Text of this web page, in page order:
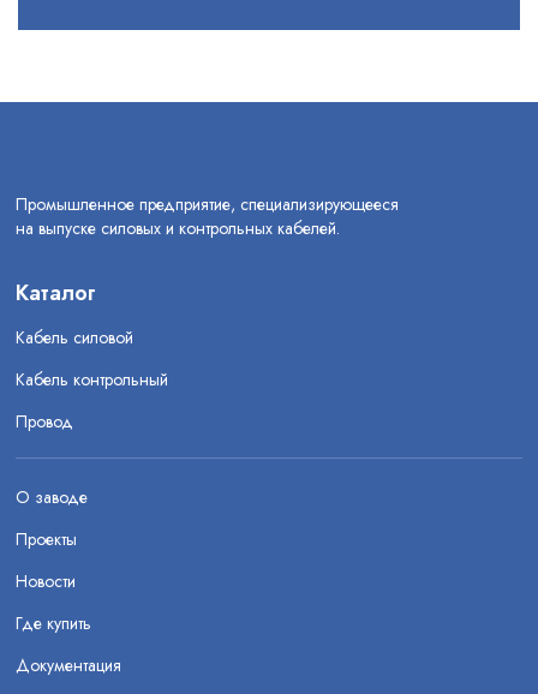
Промышленное предприятие, специализирующееся
на выпуске силовых и контрольных кабелей.
Каталог
Кабель силовой
Кабель контрольный
Провод
О заводе
Проекты
Новости
Где купить
Документация